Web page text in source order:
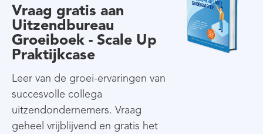
Vraag gratis aan
Uitzendbureau
Groeiboek - Scale Up
Praktijkcase
Leer van de groei-ervaringen van
succesvolle collega
uitzendondernemers. Vraag
geheel vrijblijvend en gratis het